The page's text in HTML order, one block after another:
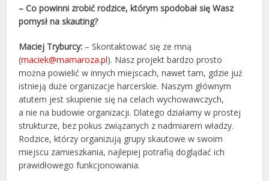
– Co powinni zrobić rodzice, którym spodobał się Wasz
pomysł na skauting?
Maciej Tryburcy: – Skontaktować się ze mną
(maciek@mamaroza.pl). Nasz projekt bardzo prosto
można powielić w innych miejscach, nawet tam, gdzie już
istnieją duże organizacje harcerskie. Naszym głównym
atutem jest skupienie się na celach wychowawczych,
a nie na budowie organizacji. Dlatego działamy w prostej
strukturze, bez pokus związanych z nadmiarem władzy.
Rodzice, którzy organizują grupy skautowe w swoim
miejscu zamieszkania, najlepiej potrafią doglądać ich
prawidłowego funkcjonowania.